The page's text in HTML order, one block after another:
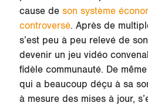
cause de son système
controversé. Après de
s’est peu à peu relevé de
devenir un jeu vidéo
fidèle communauté. De
qui a beaucoup déçu à sa
à mesure des mises à jour,